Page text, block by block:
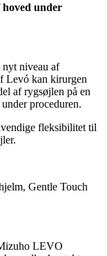
under
nyt niveau af
Levó kan kirurgen
af rygsøjlen på en
proceduren.
fleksibilitet til
Gentle Touch
LEVO